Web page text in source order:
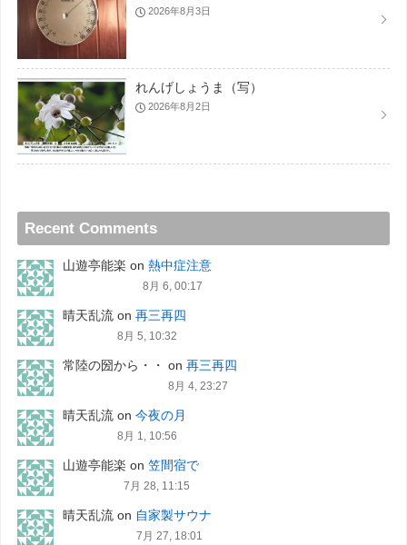
2026年8月3日
れんげしょうま（写）
2026年8月2日
Recent Comments
山遊亭能楽 on 熱中症注意
8月 6, 00:17
晴天乱流on 再三再四
8月 5, 10:32
常陸の圀から・・ on 再三再四
8月 4, 23:27
晴天乱流on 今夜の月
8月 1, 10:56
山遊亭能楽 on 笠間宿で
7月 28, 11:15
晴天乱流on 自家製サウナ
7月 27, 18:01